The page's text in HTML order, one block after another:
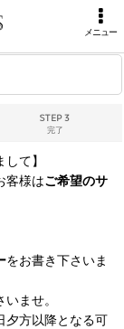
メニュー
STEP 3
完了
て】
客様はご希望のサ
をお書き下さいま
ませ。
夕方以降となる可